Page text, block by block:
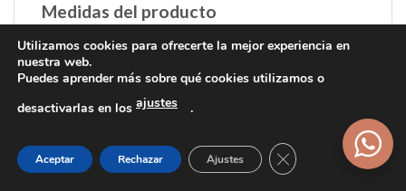
Medidas del producto
Chasis con hamaca:
Desplegado: 82 / 94 x 58 x 80/105 cm
Plegado: 70 x 58 x 29 cm
Respaldo: 32 cm x 46,5 cm
Asiento: 32 cm x 26 cm
Utilizamos cookies para ofrecerte la mejor experiencia en
nuestra web.
Puedes aprender más sobre qué cookies utilizamos o
desactivarlas en los ajustes .
Aceptar Rechazar Ajustes Cerrar el banner de